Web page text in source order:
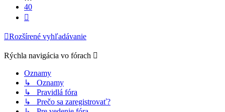
40
Rozšírené vyhľadávanie
Rýchla navigácia vo fórach
Oznamy
↳ Oznamy
↳ Pravidlá fóra
↳ Prečo sa zaregistrovať?